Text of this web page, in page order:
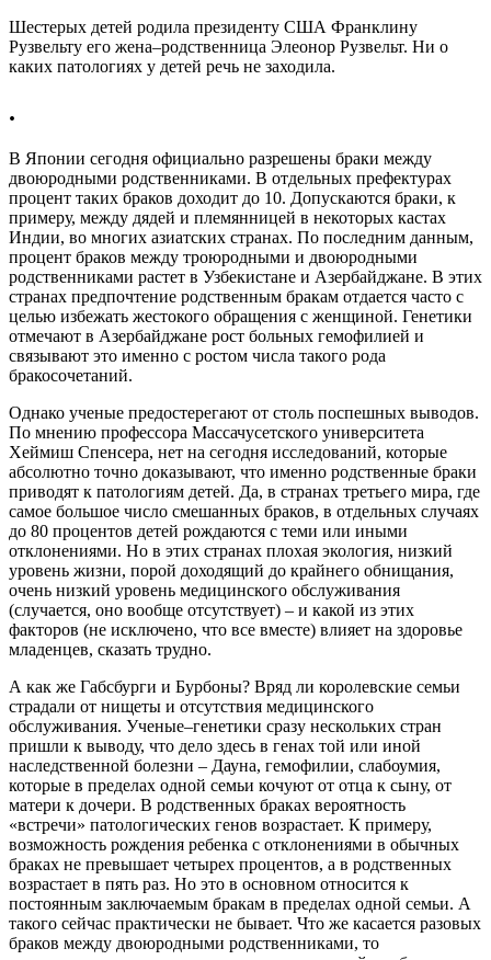
Шестерых детей родила президенту США Франклину
Рузвельту его жена–родственница Элеонор Рузвельт. Ни о
каких патологиях у детей речь не заходила.
.
В Японии сегодня официально разрешены браки между
двоюродными родственниками. В отдельных префектурах
процент таких браков доходит до 10. Допускаются браки, к
примеру, между дядей и племянницей в некоторых кастах
Индии, во многих азиатских странах. По последним данным,
процент браков между троюродными и двоюродными
родственниками растет в Узбекистане и Азербайджане. В этих
странах предпочтение родственным бракам отдается часто с
целью избежать жестокого обращения с женщиной. Генетики
отмечают в Азербайджане рост больных гемофилией и
связывают это именно с ростом числа такого рода
бракосочетаний.
Однако ученые предостерегают от столь поспешных выводов.
По мнению профессора Массачусетского университета
Хеймиш Спенсера, нет на сегодня исследований, которые
абсолютно точно доказывают, что именно родственные браки
приводят к патологиям детей. Да, в странах третьего мира, где
самое большое число смешанных браков, в отдельных случаях
до 80 процентов детей рождаются с теми или иными
отклонениями. Но в этих странах плохая экология, низкий
уровень жизни, порой доходящий до крайнего обнищания,
очень низкий уровень медицинского обслуживания
(случается, оно вообще отсутствует) – и какой из этих
факторов (не исключено, что все вместе) влияет на здоровье
младенцев, сказать трудно.
А как же Габсбурги и Бурбоны? Вряд ли королевские семьи
страдали от нищеты и отсутствия медицинского
обслуживания. Ученые–генетики сразу нескольких стран
пришли к выводу, что дело здесь в генах той или иной
наследственной болезни – Дауна, гемофилии, слабоумия,
которые в пределах одной семьи кочуют от отца к сыну, от
матери к дочери. В родственных браках вероятность
«встречи» патологических генов возрастает. К примеру,
возможность рождения ребенка с отклонениями в обычных
браках не превышает четырех процентов, а в родственных
возрастает в пять раз. Но это в основном относится к
постоянным заключаемым бракам в пределах одной семьи. А
такого сейчас практически не бывает. Что же касается разовых
браков между двоюродными родственниками, то